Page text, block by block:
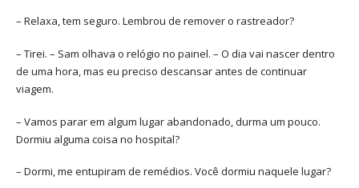
– Relaxa, tem seguro. Lembrou de remover o rastreador?
– Tirei. – Sam olhava o relógio no painel. – O dia vai nascer dentro
de uma hora, mas eu preciso descansar antes de continuar
viagem.
– Vamos parar em algum lugar abandonado, durma um pouco.
Dormiu alguma coisa no hospital?
– Dormi, me entupiram de remédios. Você dormiu naquele lugar?